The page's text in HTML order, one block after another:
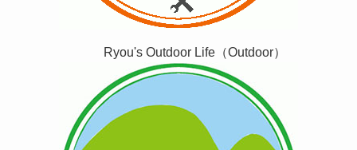
Ryou's Outdoor Life（Outdoor）